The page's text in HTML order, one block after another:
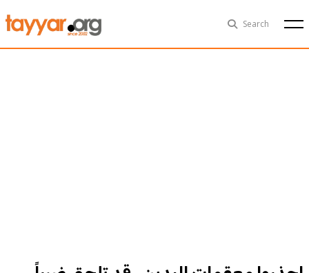
Search
Sun, Aug 9th 29°C
Technology